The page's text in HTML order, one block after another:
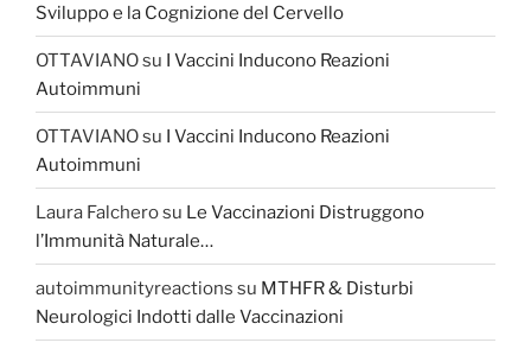
Sviluppo e la Cognizione del Cervello
OTTAVIANOsu I Vaccini Inducono Reazioni
Autoimmuni
OTTAVIANOsu I Vaccini Inducono Reazioni
Autoimmuni
Laura Falcherosu Le Vaccinazioni Distruggono
l’Immunità Naturale…
autoimmunityreactions su MTHFR & Disturbi
Neurologici Indotti dalle Vaccinazioni